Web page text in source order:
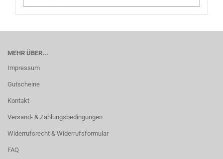
MEHR ÜBER...
Impressum
Gutscheine
Kontakt
Versand- & Zahlungsbedingungen
Widerrufsrecht & Widerrufsformular
FAQ